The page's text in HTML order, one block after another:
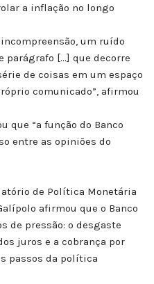
a inflação no longo
um ruído
parágrafo […] que decorre
de coisas em um espaço
comunicado”, afirmou
que “a função do Banco
entre as opiniões do
de Política Monetária
afirmou que o Banco
de pressão: o desgaste
juros e a cobrança por
passos da política